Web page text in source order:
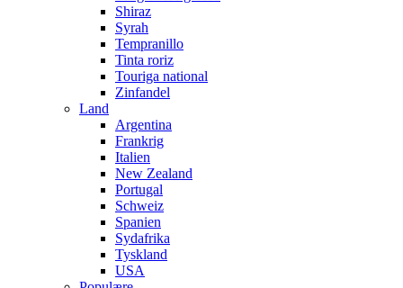
Shiraz
Syrah
Tempranillo
Tinta roriz
Touriga national
Zinfandel
Land
Argentina
Frankrig
Italien
New Zealand
Portugal
Schweiz
Spanien
Sydafrika
Tyskland
USA